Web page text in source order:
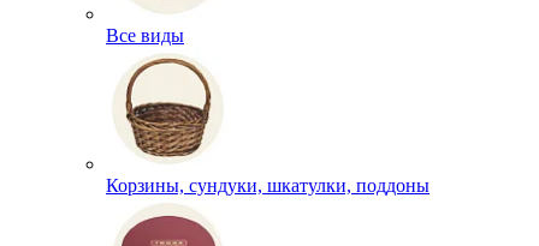
Все виды
Корзины, сундуки, шкатулки, поддоны